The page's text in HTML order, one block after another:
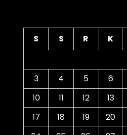
S S R K
3
4 5 6
10
11 12 13
17
18 19 20